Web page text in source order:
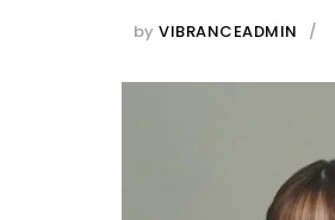
by VIBRANCEADMIN